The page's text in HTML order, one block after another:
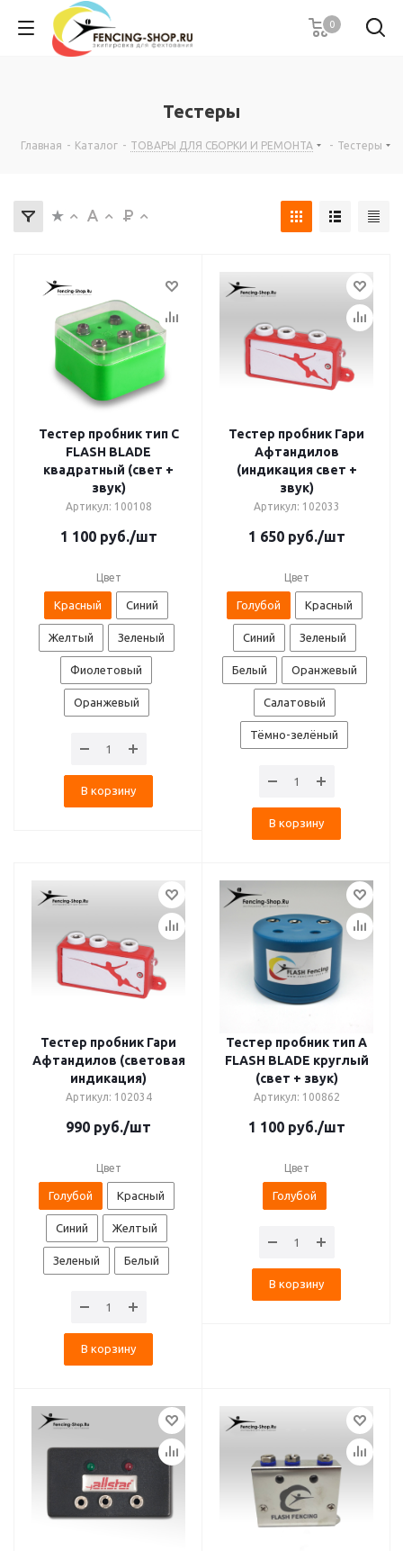
0
Тестеры
Главная - Каталог - ТОВАРЫ ДЛЯ СБОРКИ И РЕМОНТА - Тестеры
Тестер пробник тип C
FLASH BLADE
квадратный (свет +
звук)
Артикул: 100108
1 100руб./шт
Цвет
Красный Синий
Желтый Зеленый
Фиолетовый
Оранжевый
В корзину
Тестер пробник Гари
Афтандилов
(индикация свет +
звук)
Артикул: 102033
1 650руб./шт
Цвет
Голубой Красный
Синий Зеленый
Белый Оранжевый
Салатовый
Тёмно-зелёный
В корзину
Тестер пробник Гари
Афтандилов (световая
индикация)
Артикул: 102034
990 руб./шт
Цвет
Голубой Красный
Синий Желтый
Зеленый Белый
В корзину
Тестер пробник тип A
FLASH BLADE круглый
(свет + звук)
Артикул: 100862
1 100руб./шт
Цвет
Голубой
В корзину